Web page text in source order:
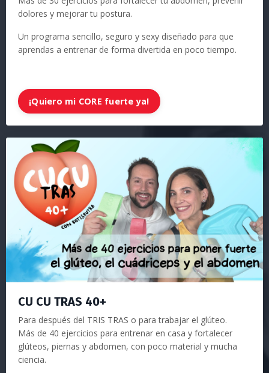
dolores y mejorar tu postura.
Un programa sencillo, seguro y sexy diseñado para que
aprendas a entrenar de forma divertida en poco tiempo.
¡Quiero mi CORE fuerte ya!
CU CU TRAS 40+
Para después del TRIS TRAS o para trabajar el glúteo.
Más de 40 ejercicios para entrenar en casa y fortalecer
glúteos, piernas y abdomen, con poco material y mucha
ciencia.